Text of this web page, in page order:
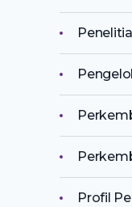
Profil